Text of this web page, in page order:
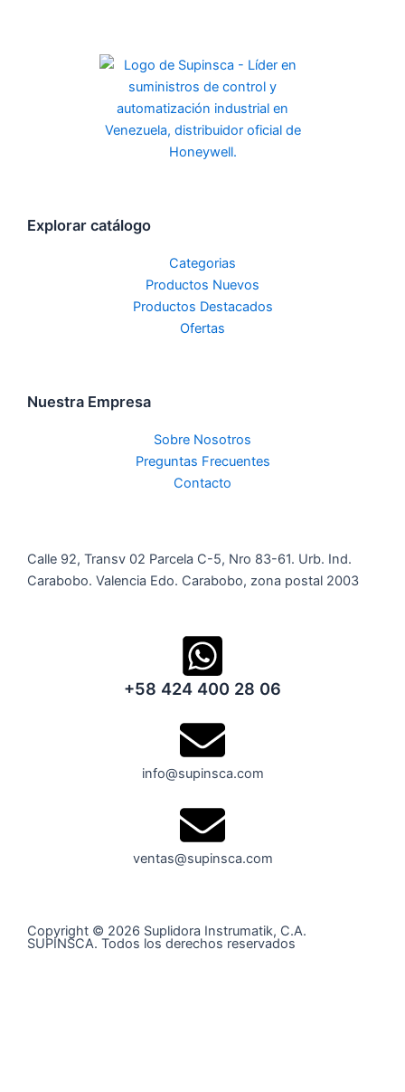
Explorar catálogo
Categorias
Productos Nuevos
Productos Destacados
Ofertas
Nuestra Empresa
Sobre Nosotros
Preguntas Frecuentes
Contacto
Calle 92, Transv 02 Parcela C-5, Nro 83-61. Urb. Ind.
Carabobo. Valencia Edo. Carabobo, zona postal 2003
+58 424 400 28 06
info@supinsca.com
ventas@supinsca.com
Copyright © 2026 Suplidora Instrumatik, C.A.
SUPINSCA. Todos los derechos reservados